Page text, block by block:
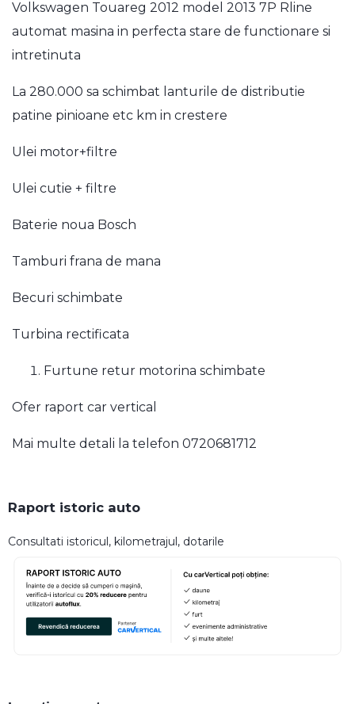
Volkswagen Touareg 2012 model 2013 7P Rline
automat masina in perfecta stare de functionare si
intretinuta
La 280.000 sa schimbat lanturile de distributie
patine pinioane etc km in crestere
Ulei motor+filtre
Ulei cutie + filtre
Baterie noua Bosch
Tamburi frana de mana
Becuri schimbate
Turbina rectificata
Furtune retur motorina schimbate
Ofer raport car vertical
Mai multe detali la telefon 0720681712
Raport istoric auto
Consultati istoricul, kilometrajul, dotarile